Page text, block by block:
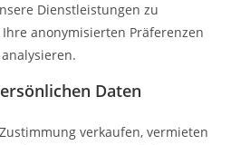
Dienstleistungen zu
anonymisierten Präferenzen
Daten
verkaufen, vermieten